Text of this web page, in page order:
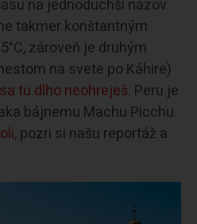
na jednoduchší názov
takmer konštantným
zároveň je druhým
na svete po Káhire)
tu dlho neohreješ. Peru je
bájnemu Machu Picchu.
, pozri si našu reportáž a